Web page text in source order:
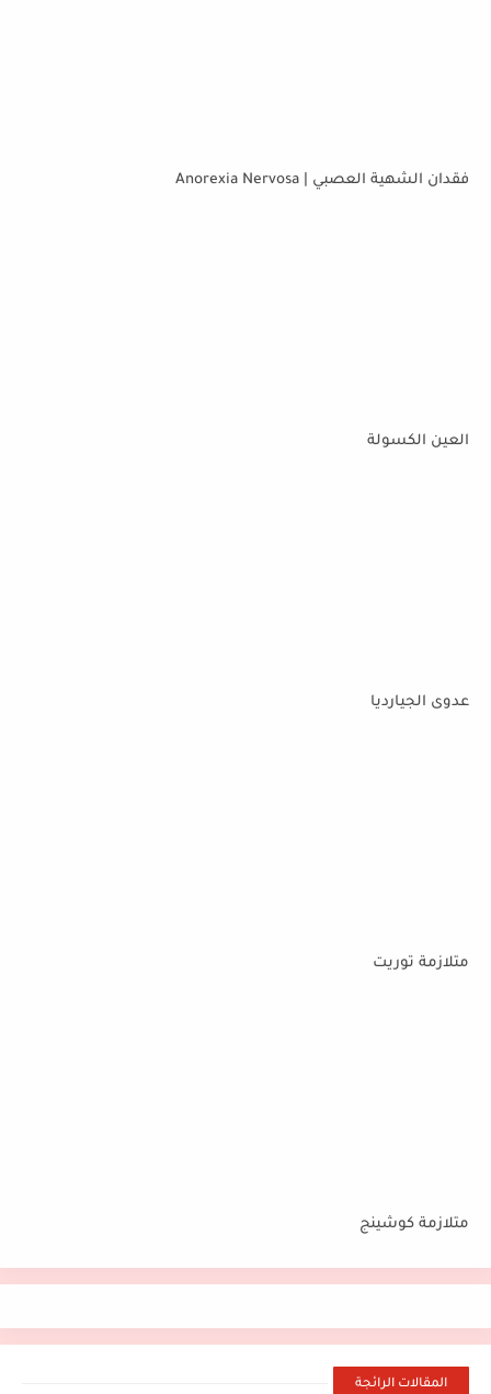
فقدان الشهية العصبي | Anorexia Nervosa
العين الكسولة
عدوى الجيارديا
متلازمة توريت
متلازمة كوشينج
المقالات الرائجة